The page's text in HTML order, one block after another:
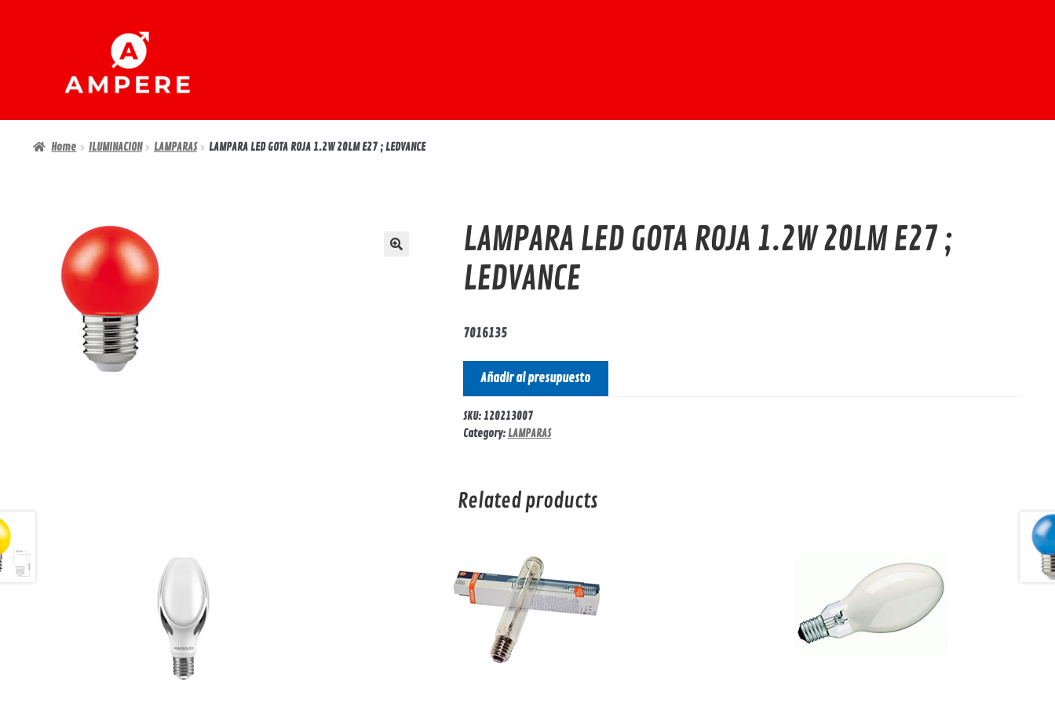
la
contenido
Home ILUMINACION LAMPARAS LAMPARA LED GOTA ROJA 1.2W 20LM E27 ; LEDVANCE
LAMPARA LED GOTA ROJA 1.2W 20LM E27 ;
LEDVANCE
7016135
Añadir al presupuesto
SKU: 120213007
Category:LAMPARAS
Related products